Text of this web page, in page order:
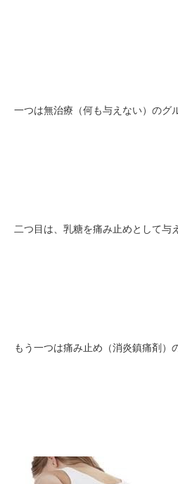
一つは無治療（何も与えない）のグ
二つ目は、乳糖を痛み止めとして与
もう一つは痛み止め（消炎鎮痛剤）